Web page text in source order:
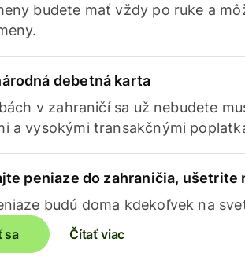
budete mať vždy po ruke a
debetná karta
v zahraničí sa už nebudete
a vysokými transakčnými
peniaze do zahraničia, ušetrite
budú doma kdekoľvek na
sa Čítať viac